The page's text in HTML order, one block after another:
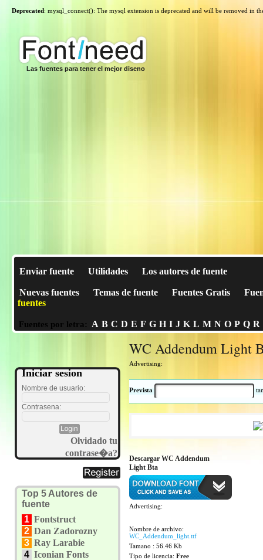
Deprecated: mysql_connect(): The mysql extension is deprecated and will be removed in
Las fuentes para tener el mejor diseno
Enviar fuente Utilidades Los autores de fuente
Nuevas fuentes Temas de fuente Fuentes Gratis
fuentes
Fuentes por letra: A B C D E F G H I J K L M N O P Q R
Iniciar sesion
Nombre de usuario:
Contrasena:
Olvidado tu
contrase�a?
Top 5 Autores de
fuente
1 Fontstruct
2 Dan Zadorozny
3 Ray Larabie
4 Iconian Fonts
WC Addendum Light
Advertising:
Prevista
Descargar WC Addendum
Light Bta
Advertising:
Nombre de archivo:
WC_Addendum_light.ttf
Tamano : 56.46 Kb
Tipo de licencia: Free